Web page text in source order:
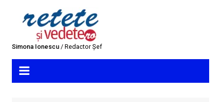
Simona Ionescu/ Redactor Șef